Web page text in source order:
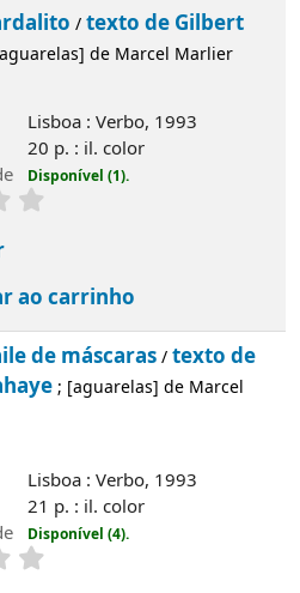
/texto de Gilbert
de Marcel Marlier
Lisboa : Verbo, 1993
20 p. : il. color
Disponível (1).
ao carrinho
de máscaras/texto de
; [aguarelas] de Marcel
Lisboa : Verbo, 1993
21 p. : il. color
Disponível (4).